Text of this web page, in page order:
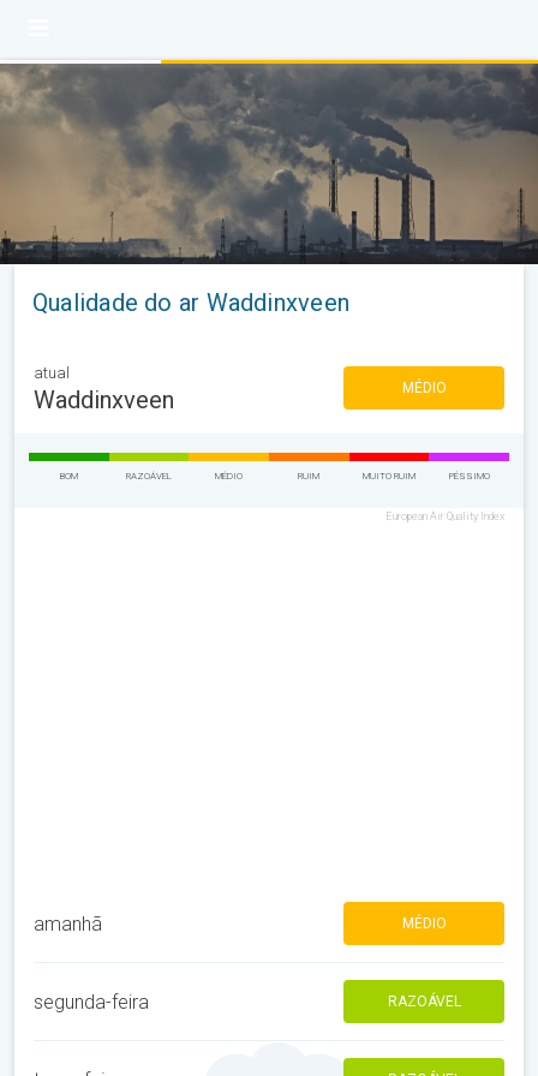
Qualidade do ar Waddinxveen
atual
Waddinxveen MÉDIO
BOM RAZOÁVEL MÉDIO RUIM MUITO RUIM PÉSSIMO
European Air Quality Index
amanhã MÉDIO
segunda-feira RAZOÁVEL